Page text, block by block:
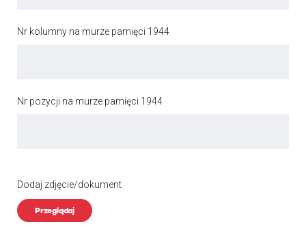
Nr kolumny na murze pamięci 1944
Nr pozycji na murze pamięci 1944
Dodaj zdjęcie/dokument
Przeglądaj